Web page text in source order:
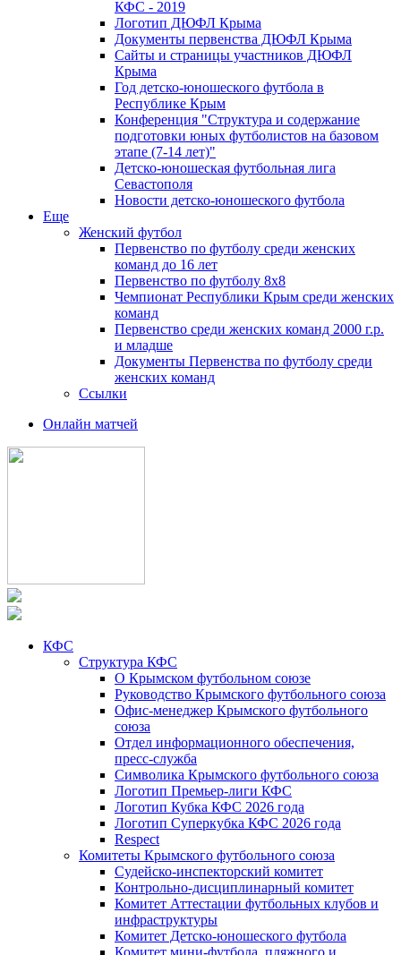
КФС - 2019
Логотип ДЮФЛ Крыма
Документы первенства ДЮФЛ Крыма
Сайты и страницы участников ДЮФЛ
Крыма
Год детско-юношеского футбола в
Республике Крым
Конференция "Структура и содержание
подготовки юных футболистов на базовом
этапе (7-14 лет)"
Детско-юношеская футбольная лига
Севастополя
Новости детско-юношеского футбола
Еще
Женский футбол
Первенство по футболу среди женских
команд до 16 лет
Первенство по футболу 8х8
Чемпионат Республики Крым среди женских
команд
Первенство среди женских команд 2000 г.р.
и младше
Документы Первенства по футболу среди
женских команд
Ссылки
Онлайн матчей
КФС
Структура КФС
О Крымском футбольном союзе
Руководство Крымского футбольного союза
Офис-менеджер Крымского футбольного
союза
Отдел информационного обеспечения,
пресс-служба
Символика Крымского футбольного союза
Логотип Премьер-лиги КФС
Логотип Кубка КФС 2026 года
Логотип Суперкубка КФС 2026 года
Respect
Комитеты Крымского футбольного союза
Судейско-инспекторский комитет
Контрольно-дисциплинарный комитет
Комитет Аттестации футбольных клубов и
инфраструктуры
Комитет Детско-юношеского футбола
Комитет мини-футбола, пляжного и